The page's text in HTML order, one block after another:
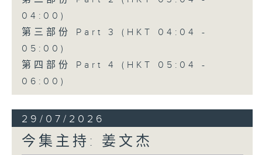
04:00)
第三部份 Part 3 (HKT 04:04 -
05:00)
第四部份 Part 4 (HKT 05:04 -
06:00)
29/07/2026
今集主持: 姜文杰